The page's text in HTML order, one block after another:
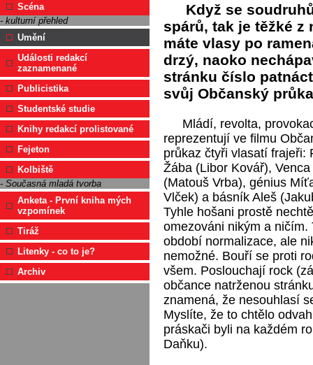
Scéna
- kulturní přehled
Umění
Události redakcí
zaznamenané
Publicistika
Studentské studie
Knihy redakcí prolistované
Fejeton
Kolbiště
- Současná mladá tvorba
Anketa - První kniha mých
vzpomínek
Tiráž
Litenky - co to je?
Archiv
Když se
spárů, tak je těžké z
máte vlasy po
drzý, naoko
stránku číslo
svůj Občanský
Mládí, revolta,
reprezentují ve filmu
průkaz čtyři vlasatí frajeři:
Žába (Libor Kovář),
(Matouš Vrba), génius
Vlček) a básník Aleš
Tyhle hošani prostě
omezováni nikým a ničím.
období normalizace, ale
nemožné. Bouří se proti
všem. Poslouchají rock
občance natrženou
znamená, že nesouhlasí
Myslíte, že to chtělo
práskači byli na každém
Daňku).